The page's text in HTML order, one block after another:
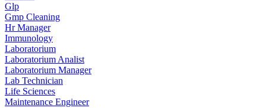
Glp
Gmp Cleaning
Hr Manager
Immunology
Laboratorium
Laboratorium Analist
Laboratorium Manager
Lab Technician
Life Sciences
Maintenance Engineer